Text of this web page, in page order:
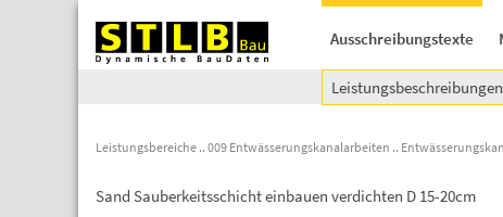
Ausschreibungstexte
Leistungsbeschreibungen
Leistungsbereiche 009 Entwässerungskanalarbeiten
Sand Sauberkeitsschicht einbauen verdichten D 15-20cm